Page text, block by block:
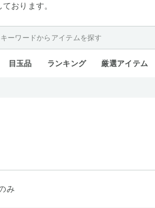
おります。
目玉品 ランキング 厳選アイテム
み